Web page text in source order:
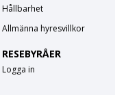
Hållbarhet
Allmänna hyresvillkor
RESEBYRÅER
Logga in